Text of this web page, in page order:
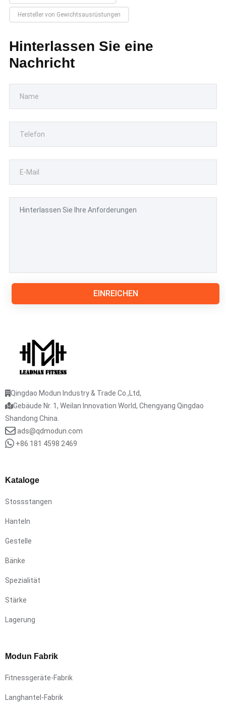
Hersteller von Gewichtsausrüstungen
Hinterlassen Sie eine
Nachricht
EINREICHEN
Qingdao Modun Industry & Trade Co.,Ltd,
Gebäude Nr. 1, Weilan Innovation World, Chengyang Qingdao
Shandong China.
ads@qdmodun.com
+86 181 4598 2469
Kataloge
Stossstangen
Hanteln
Gestelle
Bänke
Spezialität
Stärke
Lagerung
Modun Fabrik
Fitnessgeräte-Fabrik
Langhantel-Fabrik